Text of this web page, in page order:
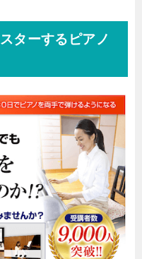
ターするピアノ